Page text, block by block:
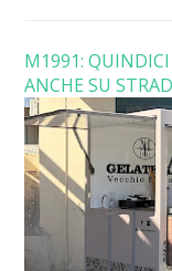
M1991:
ANCHE SU